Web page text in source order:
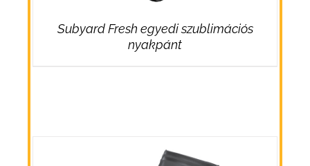
Subyard Fresh egyedi szublimációs
nyakpánt